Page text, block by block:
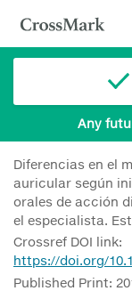
Any
Diferencias en el
auricular según
orales de acción
el especialista.
Crossref DOI link:
https://doi.org/
Published Print: